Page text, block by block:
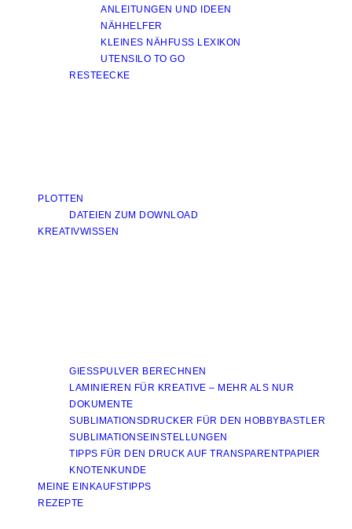
ANLEITUNGEN UND IDEEN
NÄHHELFER
KLEINES NÄHFUSS LEXIKON
UTENSILO TO GO
RESTEECKE
PLOTTEN
DATEIEN ZUM DOWNLOAD
KREATIVWISSEN
GIESSPULVER BERECHNEN
LAMINIEREN FÜR KREATIVE – MEHR ALS NUR
DOKUMENTE
SUBLIMATIONSDRUCKER FÜR DEN HOBBYBASTLER
SUBLIMATIONSEINSTELLUNGEN
TIPPS FÜR DEN DRUCK AUF TRANSPARENTPAPIER
KNOTENKUNDE
MEINE EINKAUFSTIPPS
REZEPTE